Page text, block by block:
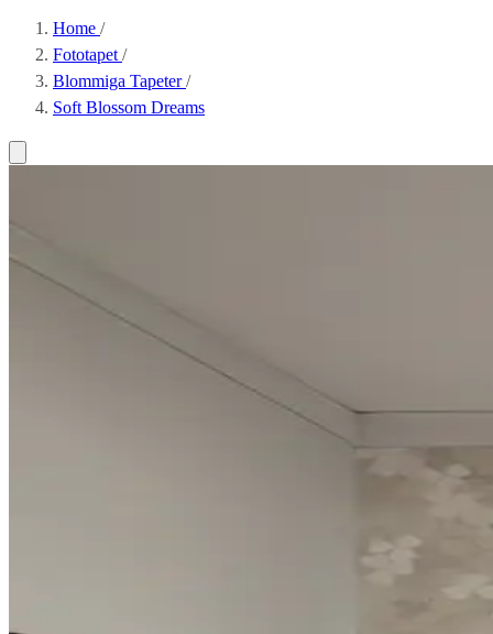
Home /
Fototapet /
Blommiga Tapeter/
Soft Blossom Dreams